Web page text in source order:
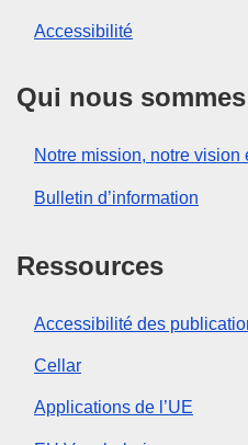
Accessibilité
Qui nous sommes
Notre mission, notre vision
Bulletin d’information
Ressources
Accessibilité des
Cellar
Applications de l’UE